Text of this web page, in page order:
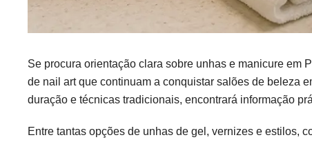
Se procura orientação clara sobre unhas e manicure em
de nail art que continuam a conquistar salões de beleza
duração e técnicas tradicionais, encontrará informação
Entre tantas opções de unhas de gel, vernizes e estilos,